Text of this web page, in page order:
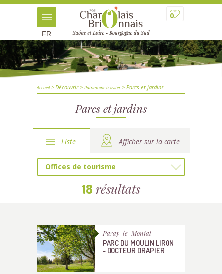
0
FR
Accueil> Découvrir> Patrimoine à visiter> Parcs et jardins
Parcs et jardins
Liste Afficher sur la carte
Offices de tourisme
18 résultats
Paray-le-Monial
PARC DU MOULIN LIRON
- DOCTEUR DRAPIER